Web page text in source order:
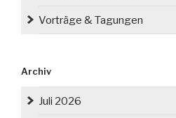
Vorträge & Tagungen
Archiv
Juli 2026